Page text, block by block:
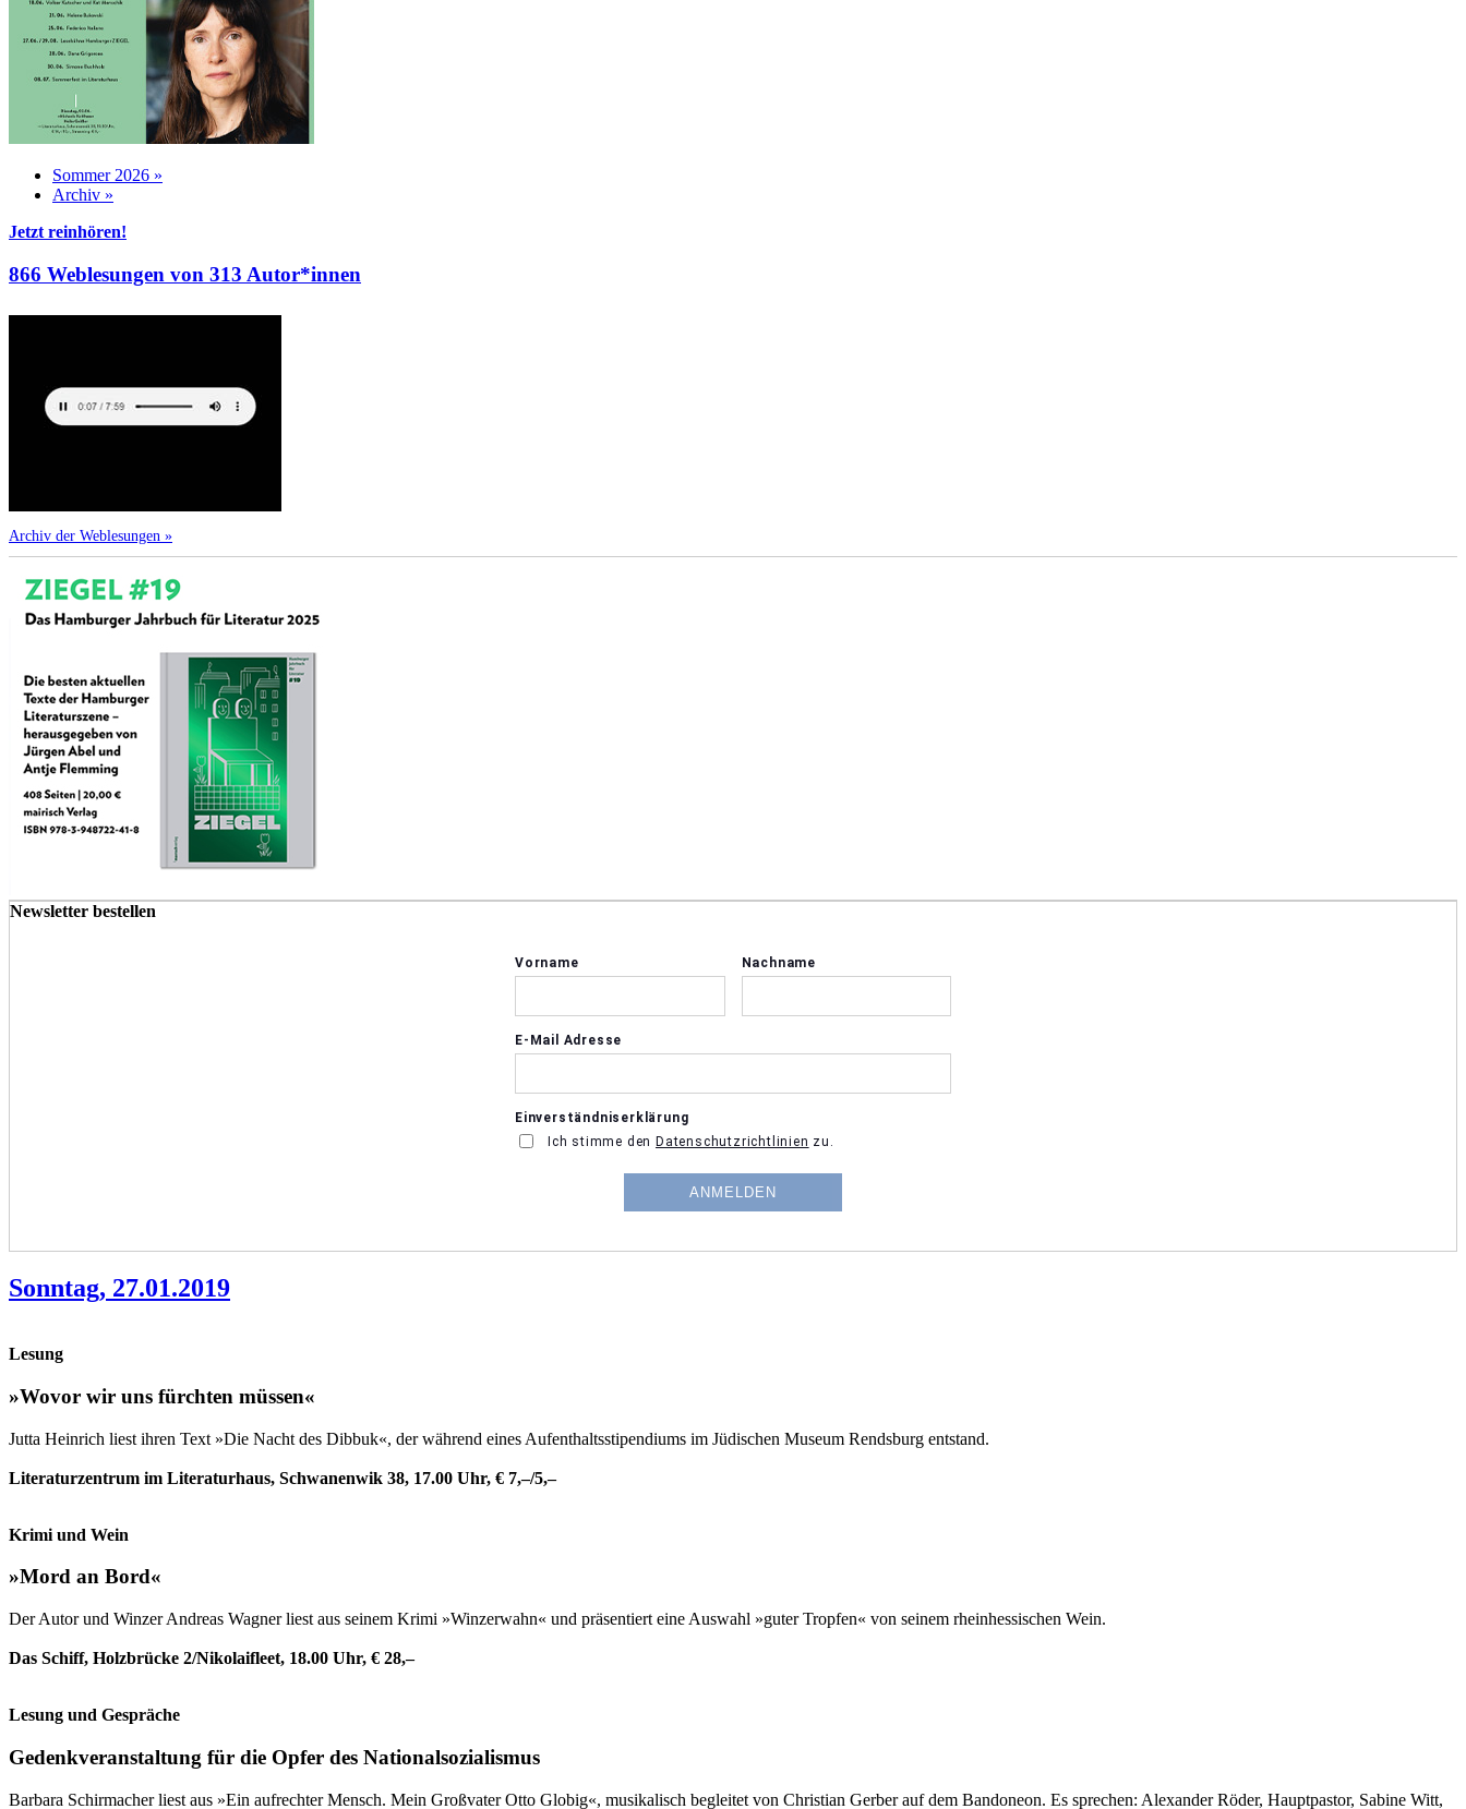
Sommer 2026 »
Archiv »
Jetzt reinhören!
866 Weblesungen von 313 Autor*innen
Archiv der Weblesungen »
Newsletter bestellen
Sonntag, 27.01.2019
Lesung
»Wovor wir uns fürchten müssen«
Jutta Heinrich liest ihren Text »Die Nacht des Dibbuk«, der während eines Aufenthaltsstipendiums im Jüdischen Museum Rendsburg entstand.
Literaturzentrum im Literaturhaus, Schwanenwik 38, 17.00 Uhr, € 7,–/5,–
Krimi und Wein
»Mord an Bord«
Der Autor und Winzer Andreas Wagner liest aus seinem Krimi »Winzerwahn« und präsentiert eine Auswahl »guter Tropfen« von seinem rheinhessischen Wein.
Das Schiff, Holzbrücke 2/Nikolaifleet, 18.00 Uhr, € 28,–
Lesung und Gespräche
Gedenkveranstaltung für die Opfer des Nationalsozialismus
Barbara Schirmacher liest aus »Ein aufrechter Mensch. Mein Großvater Otto Globig«, musikalisch begleitet von Christian Gerber auf dem Bandoneon. Es sprechen: Alexander Röder, Hauptpastor, Sabine Witt,